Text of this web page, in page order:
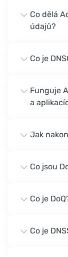
Co dělá
údajů?
Co je
Funguje
a
Jak
Co jsou
Co je
Co je